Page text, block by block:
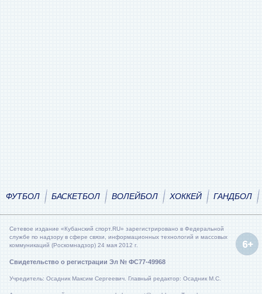
ФУТБОЛ БАСКЕТБОЛ ВОЛЕЙБОЛ ХОККЕЙ ГАНДБОЛ
Сетевое издание «Кубанский спорт.RU» зарегистрировано в Федеральной
службе по надзору в сфере связи, информационных технологий и массовых
коммуникаций (Роскомнадзор) 24 мая 2012 г.
Свидетельство о регистрации Эл № ФС77-49968
Учредитель: Осадник Максим Сергеевич. Главный редактор: Осадник М.С.